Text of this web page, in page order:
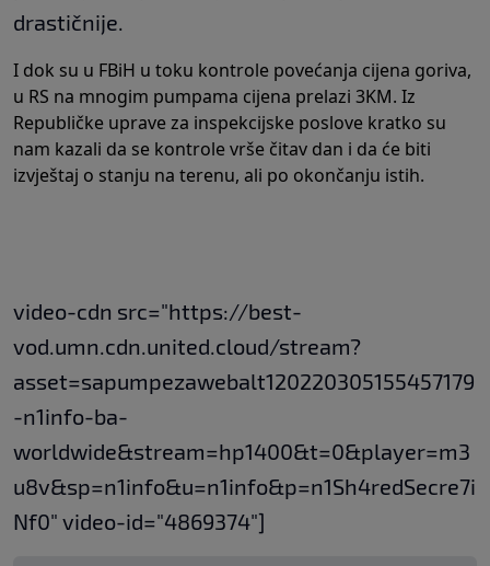
drastičnije.
I dok su u FBiH u toku kontrole povećanja cijena goriva,
u RS na mnogim pumpama cijena prelazi 3KM. Iz
Republičke uprave za inspekcijske poslove kratko su
nam kazali da se kontrole vrše čitav dan i da će biti
izvještaj o stanju na terenu, ali po okončanju istih.
video-cdn src="https://best-
vod.umn.cdn.united.cloud/stream?
asset=sapumpezawebalt120220305155457179
-n1info-ba-
worldwide&stream=hp1400&t=0&player=m3
u8v&sp=n1info&u=n1info&p=n1Sh4redSecre7i
Nf0" video-id="4869374"]